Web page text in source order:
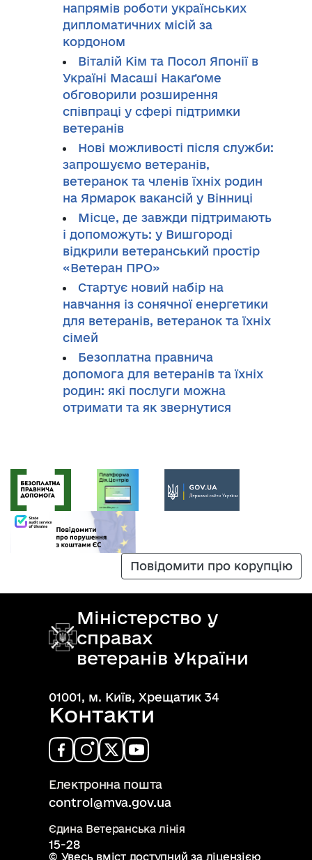
напрямів роботи українських
дипломатичних місій за
кордоном
Віталій Кім та Посол Японії в
Україні Масаші Накаґоме
обговорили розширення
співпраці у сфері підтримки
ветеранів
Нові можливості після служби:
запрошуємо ветеранів,
ветеранок та членів їхніх родин
на Ярмарок вакансій у Вінниці
Місце, де завжди підтримають
і допоможуть: у Вишгороді
відкрили ветеранський простір
«Ветеран ПРО»
Стартує новий набір на
навчання із сонячної енергетики
для ветеранів, ветеранок та їхніх
сімей
Безоплатна правнича
допомога для ветеранів та їхніх
родин: які послуги можна
отримати та як звернутися
Повідомити про корупцію
Міністерство у
справах
ветеранів України
01001, м. Київ, Хрещатик 34
Контакти
Електронна пошта
control@mva.gov.ua
Єдина Ветеранська лінія
15-28
© Увесь вміст доступний за ліцензією